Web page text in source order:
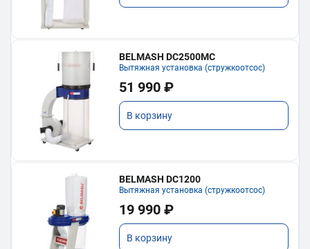
BELMASH DC2500MC
Вытяжная установка (стружкоотсос)
51 990 ₽
В корзину
BELMASH DC1200
Вытяжная установка (стружкоотсос)
19 990 ₽
В корзину